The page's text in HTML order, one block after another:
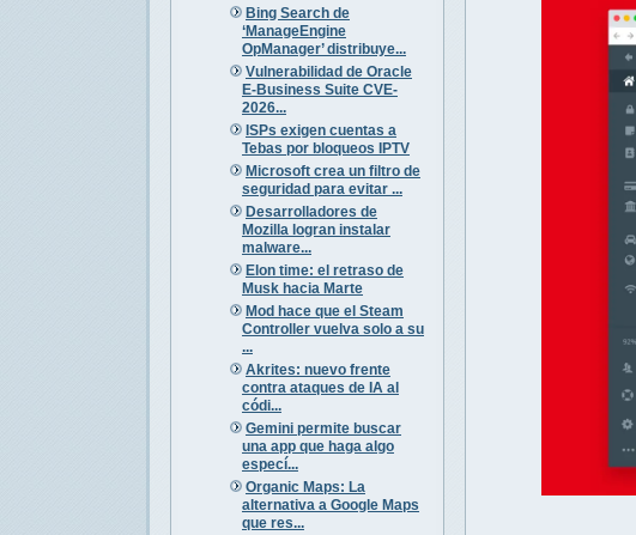
Bing Search de
‘ManageEngine
OpManager’ distribuye...
Vulnerabilidad de Oracle
E-Business Suite CVE-
2026...
ISPs exigen cuentas a
Tebas por bloqueos IPTV
Microsoft crea un filtro de
seguridad para evitar ...
Desarrolladores de
Mozilla logran instalar
malware...
Elon time: el retraso de
Musk hacia Marte
Mod hace que el Steam
Controller vuelva solo a su
...
Akrites: nuevo frente
contra ataques de IA al
códi...
Gemini permite buscar
una app que haga algo
especí...
Organic Maps: La
alternativa a Google Maps
que res...